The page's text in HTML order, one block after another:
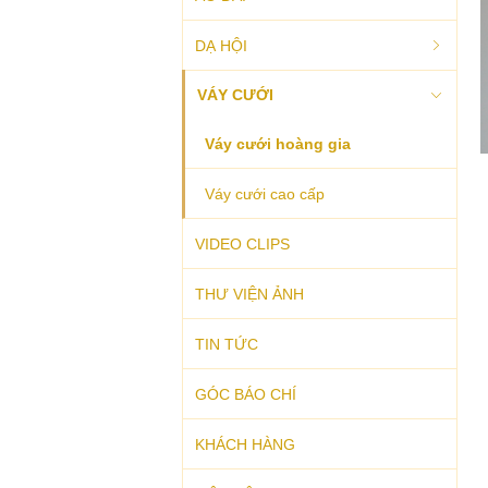
Áo dài trung niên
Áo dài cưới
Áo dài dự tiệc
Áo dài dạo phố
Áo dài truyền thống
DẠ HỘI
Dạ hội 2017
First Lady
Glamour
Cocktail
Party Queen
VÁY CƯỚI
Váy cưới hoàng gia
Váy cưới cao cấp
VIDEO CLIPS
THƯ VIỆN ẢNH
TIN TỨC
GÓC BÁO CHÍ
KHÁCH HÀNG